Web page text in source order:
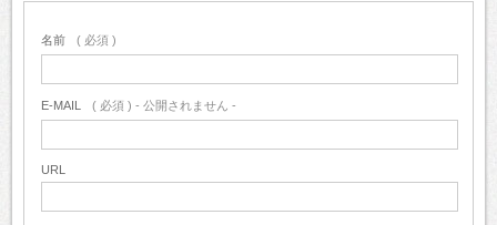
名前 ( 必須 )
E-MAIL ( 必須 ) - 公開されません -
URL